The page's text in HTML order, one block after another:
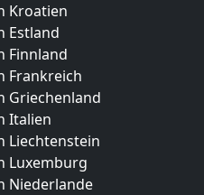
Kroatien
Estland
Finnland
Frankreich
Griechenland
Italien
Liechtenstein
Luxemburg
Niederlande